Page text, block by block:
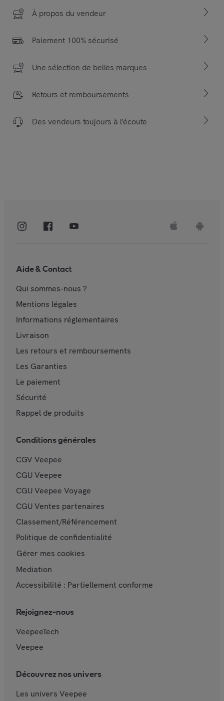
À propos du vendeur
Paiement 100% sécurisé
Une sélection de belles marques
Retours et remboursements
Des vendeurs toujours à l’écoute
Aide & Contact
Qui sommes-nous ?
Mentions légales
Informations réglementaires
Livraison
Les retours et remboursements
Les Garanties
Le paiement
Sécurité
Rappel de produits
Conditions générales
CGV Veepee
CGU Veepee
CGU Veepee Voyage
CGU Ventes partenaires
Classement/Référencement
Politique de confidentialité
Gérer mes cookies
Mediation
Accessibilité : Partiellement conforme
Rejoignez-nous
VeepeeTech
Veepee
Découvrez nos univers
Les univers Veepee